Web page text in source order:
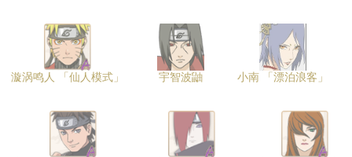
漩涡鸣人 「仙人模式」 宇智波鼬 小南 「漂泊浪客」